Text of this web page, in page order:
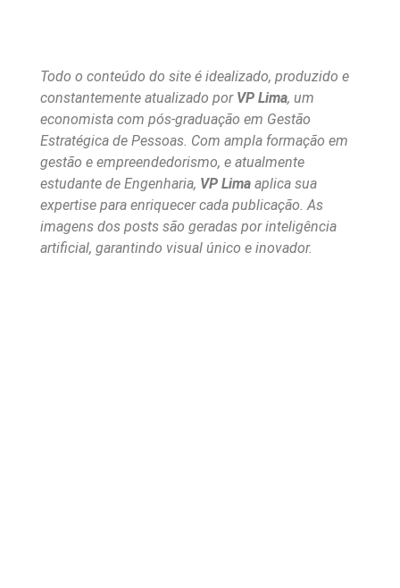
Todo o conteúdo do site é idealizado, produzido e
constantemente atualizado por VP Lima, um
economista com pós-graduação em Gestão
Estratégica de Pessoas. Com ampla formação em
gestão e empreendedorismo, e atualmente
estudante de Engenharia, VP Lima aplica sua
expertise para enriquecer cada publicação. As
imagens dos posts são geradas por inteligência
artificial, garantindo visual único e inovador.